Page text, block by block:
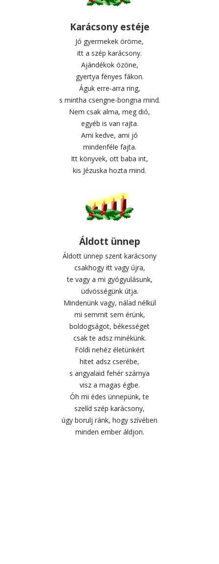
Karácsony estéje
Jó gyermekek öröme,
itt a szép karácsony.
Ajándékok özöne,
gyertya fényes fákon.
Águk erre-arra ring,
s mintha csengne-bongna mind.
Nem csak alma, meg dió,
egyéb is van rajta.
Ami kedve, ami jó
mindenféle fajta.
Itt könyvek, ott baba int,
kis Jézuska hozta mind.
Áldott ünnep
Áldott ünnep szent karácsony
csakhogy itt vagy újra,
te vagy a mi gyógyulásunk,
üdvösségünk útja.
Mindenünk vagy, nálad nélkül
mi semmit sem érünk,
boldogságot, békességet
csak te adsz minékünk.
Földi nehéz életünkért
hitet adsz cserébe,
s angyalaid fehér szárnya
visz a magas égbe.
Óh mi édes ünnepünk, te
szelíd szép karácsony,
úgy borulj ránk, hogy szívében
minden ember áldjon.